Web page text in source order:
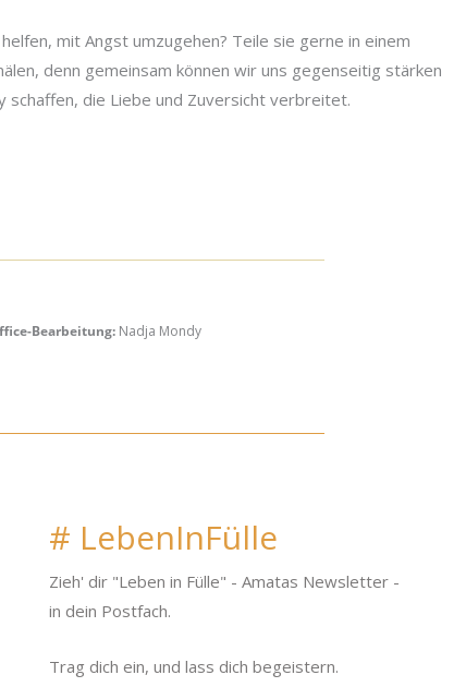
mit Angst umzugehen? Teile sie gerne in einem
denn gemeinsam können wir uns gegenseitig stärken
schaffen, die Liebe und Zuversicht verbreitet.
Bearbeitung: Nadja Mondy
# LebenInFülle
Zieh' dir "Leben in Fülle" - Amatas Newsletter -
in dein Postfach.
Trag dich ein, und lass dich begeistern.